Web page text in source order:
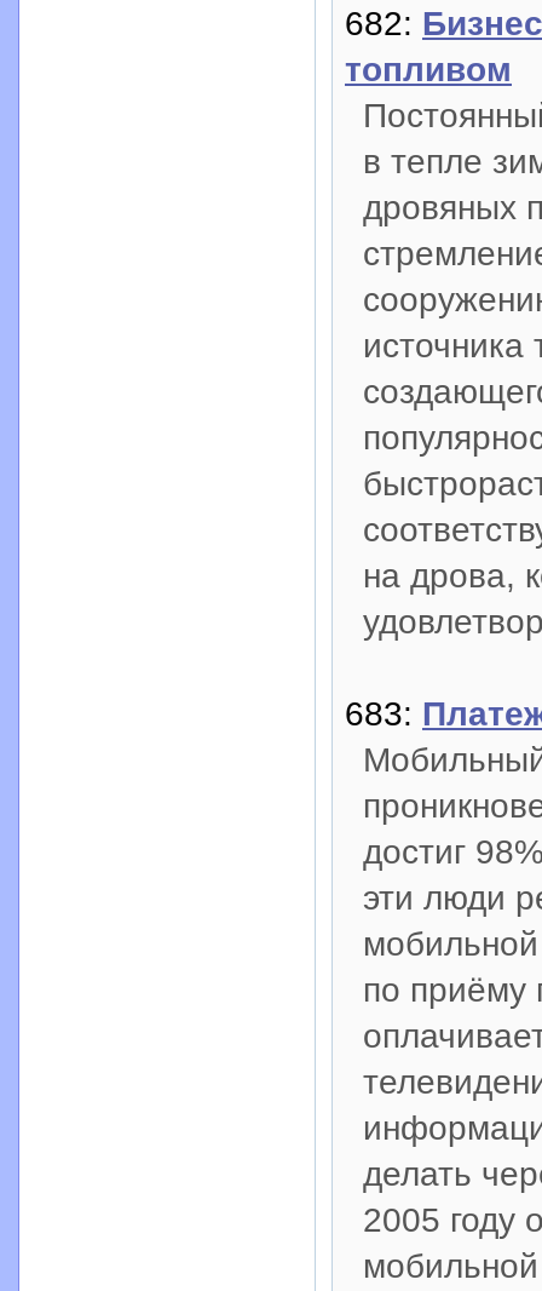
682:
топливом
в тепле
дровяных
на дрова,
683:
достиг
эти люди
по приёму
делать
2005 году